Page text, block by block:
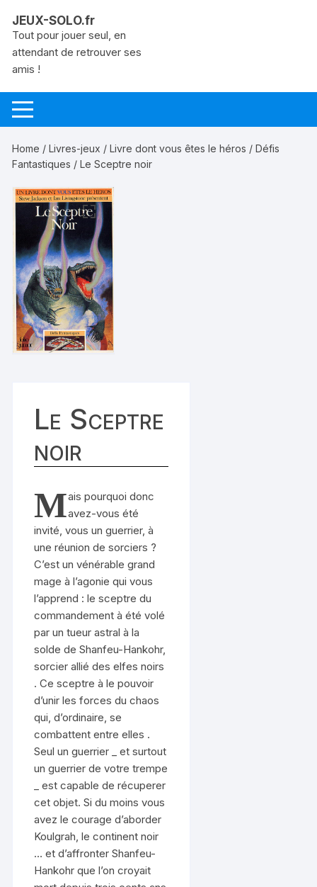
contenu
JEUX-SOLO.fr
Tout pour jouer seul, en
attendant de retrouver ses
amis !
Home /Livres-jeux /Livre dont vous êtes le héros /Défis
Fantastiques / Le Sceptre noir
Le Sceptre
noir
Mais pourquoi donc
avez-vous été
invité, vous un guerrier, à
une réunion de sorciers ?
C’est un vénérable grand
mage à l’agonie qui vous
l’apprend : le sceptre du
commandement à été volé
par un tueur astral à la
solde de Shanfeu-Hankohr,
sorcier allié des elfes noirs
. Ce sceptre à le pouvoir
d’unir les forces du chaos
qui, d’ordinaire, se
combattent entre elles .
Seul un guerrier _ et surtout
un guerrier de votre trempe
_ est capable de récuperer
cet objet. Si du moins vous
avez le courage d’aborder
Koulgrah, le continent noir
… et d’affronter Shanfeu-
Hankohr que l’on croyait